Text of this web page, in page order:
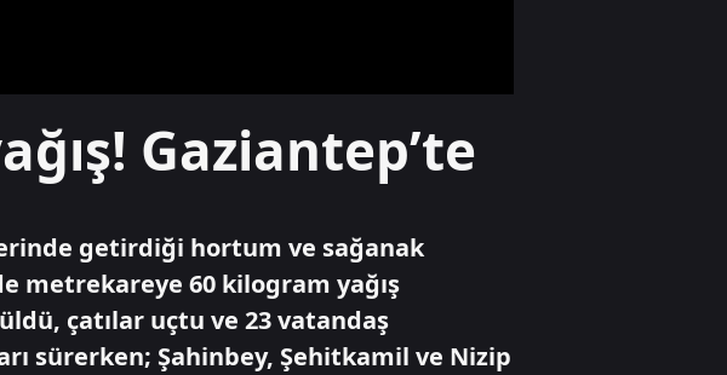
Çelik: "Üçüncü göz
diye bir şey yok,
sadece milli göz
Spor
Dünya yıldızı
Salah Trabzon'da
Gaziantep’te
getirdiği hortum ve sağanak
metrekareye 60 kilogram yağış
çatılar uçtu ve 23 vatandaş
sürerken; Şahinbey, Şehitkamil ve Nizip